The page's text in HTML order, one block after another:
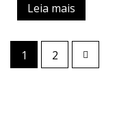
Leia mais
1 2